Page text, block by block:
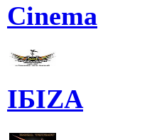
Cinema
IБIZA